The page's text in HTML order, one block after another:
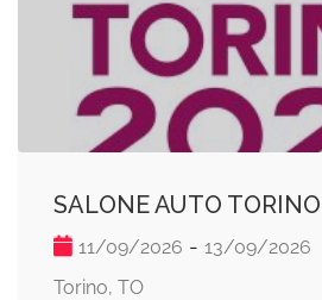
SALONE AUTO
11/09/2026 - 13/09/2026
Torino, TO